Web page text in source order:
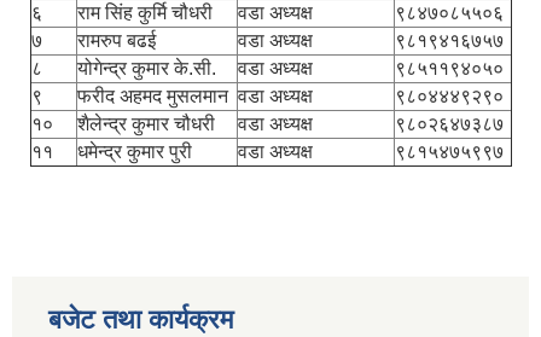
६
राम सिंह कुर्मि चौधरी वडा अध्यक्ष
९८४७०८५५०६
७
रामरुप बढई वडा अध्यक्ष
९८१९४१६७५७
८
योगेन्द्र कुमार के.सी. वडा अध्यक्ष
९८५११९४०५०
९
फरीद अहमद मुसलमान वडा अध्यक्ष
९८०४४४९२९०
१०
शैलेन्द्र कुमार चौधरी वडा अध्यक्ष
९८०२६४७३८७
११
धमेन्द्र कुमार पुरी वडा अध्यक्ष ९८१५४७५९९७
बजेट तथा कार्यक्रम